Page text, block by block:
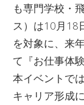
も専門学校・
ス）は10月18
を対象に、来
て『お仕事体
本イベントで
キャリア形成